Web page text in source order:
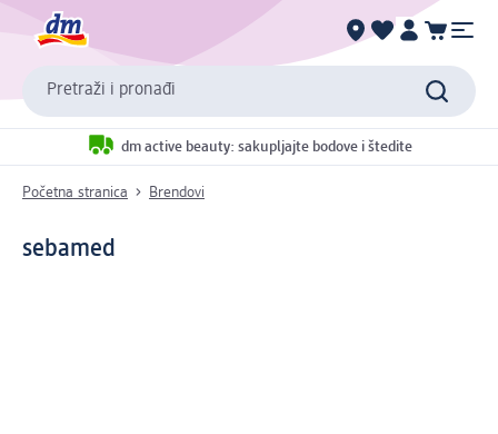
Pretraži i pronađi
dm active beauty: sakupljajte bodove i štedite
Početna stranica Brendovi
sebamed